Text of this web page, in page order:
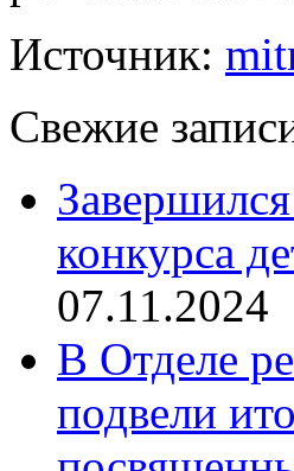
Источник:
Свежие
конкурса
07.11.2024
В Отделе
подвели